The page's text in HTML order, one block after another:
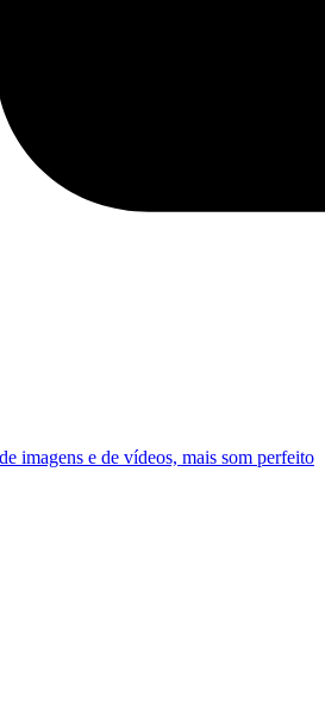
imagens e de vídeos, mais som perfeito